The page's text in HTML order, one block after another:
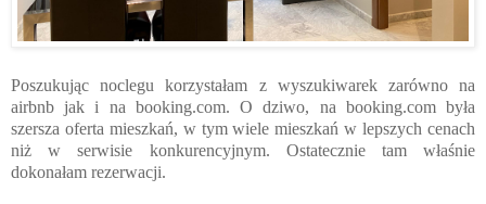
Poszukując noclegu korzystałam z wyszukiwarek zarówno na
airbnb jak i na booking.com. O dziwo, na booking.com była
szersza oferta mieszkań, w tym wiele mieszkań w lepszych cenach
niż w serwisie konkurencyjnym. Ostatecznie tam właśnie
dokonałam rezerwacji.